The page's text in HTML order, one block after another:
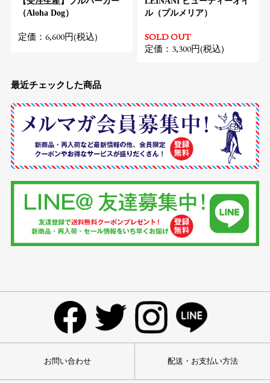
（Aloha Dog）
定価：6,600円(税込)
ル（プルメリア）
SOLD OUT
定価：3,300円(税込)
最近チェックした商品
お問い合わせ 配送・お支払い方法